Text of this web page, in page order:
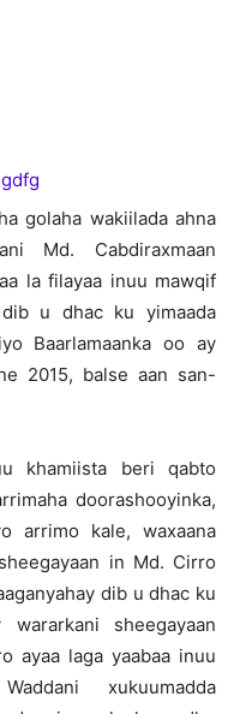
golaha wakiilada ahna
Md. Cabdiraxmaan
la filayaa inuu mawqif
u dhac ku yimaada
Baarlamaanka oo ay
2015, balse aan san-
khamiista beri qabto
doorashooyinka,
arrimo kale, waxaana
in Md. Cirro
dib u dhac ku
sheegayaan
ayaa laga yaabaa inuu
xukuumadda